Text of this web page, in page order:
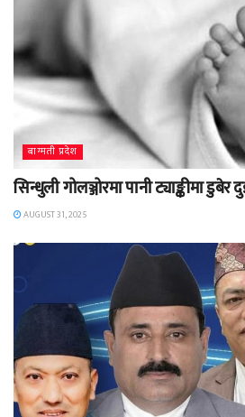
बाग्मती प्रदेश
सिन्धुली गोलञ्जोरमा पानी ट्याङ्कीमा डुबेर
AUGUST 31, 2025